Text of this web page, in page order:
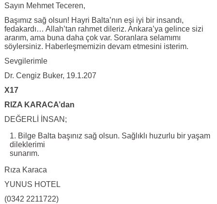
Sayın Mehmet Teceren,
Başımız sağ olsun! Hayri Balta’nın eşi iyi bir insandı,
fedakardı… Allah’tan rahmet dileriz. Ankara’ya gelince sizi
ararım, ama buna daha çok var. Soranlara selamımı
söylersiniz. Haberleşmemizin devam etmesini isterim.
Sevgilerimle
Dr. Cengiz Buker, 19.1.207
X17
RIZA KARACA’dan
DEĞERLİ İNSAN;
Bilge Balta başınız sağ olsun. Sağlıklı huzurlu bir yaşam
dileklerimi
sunarım.
Rıza Karaca
YUNUS HOTEL
(0342 2211722)